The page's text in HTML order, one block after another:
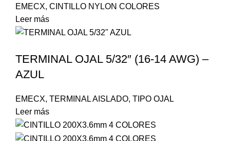
EMECX, CINTILLO NYLON COLORES
Leer más
TERMINAL OJAL 5/32″ (16-14 AWG) –
AZUL
EMECX, TERMINAL AISLADO, TIPO OJAL
Leer más